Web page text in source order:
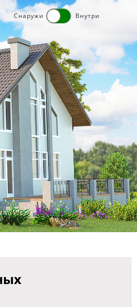
Снаружи Внутри